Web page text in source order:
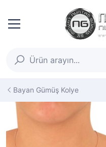
Bayan Gümüş Kolye